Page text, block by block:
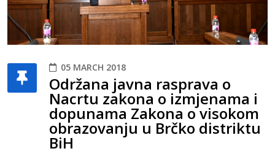
05 MARCH 2018
Održana javna rasprava o
Nacrtu zakona o izmjenama i
dopunama Zakona o visokom
obrazovanju u Brčko distriktu
BiH